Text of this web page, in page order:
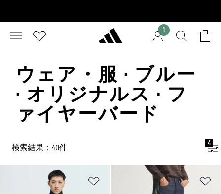
1
ウェア・服 · ブルー
· オリジナルス · フ
ァイヤーバード
検索結果：40件
4
ほしいものリストに追加